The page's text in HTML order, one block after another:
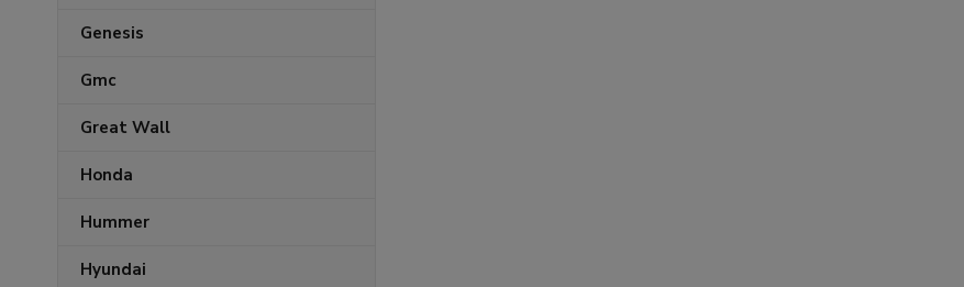
Genesis
Gmc
Great Wall
Honda
Hummer
Hyundai